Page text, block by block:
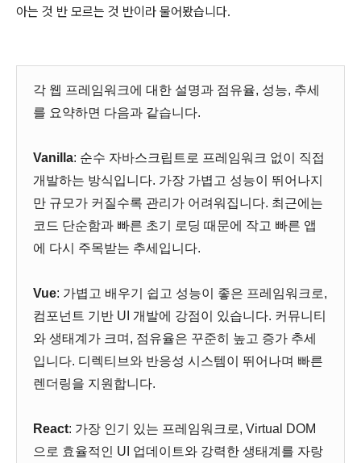
아는 것 반 모르는 것 반이라 물어봤습니다.
각 웹 프레임워크에 대한 설명과 점유율, 성능, 추세
를 요약하면 다음과 같습니다.
Vanilla: 순수 자바스크립트로 프레임워크 없이 직접
개발하는 방식입니다. 가장 가볍고 성능이 뛰어나지
만 규모가 커질수록 관리가 어려워집니다. 최근에는
코드 단순함과 빠른 초기 로딩 때문에 작고 빠른 앱
에 다시 주목받는 추세입니다.
Vue: 가볍고 배우기 쉽고 성능이 좋은 프레임워크로,
컴포넌트 기반 UI 개발에 강점이 있습니다. 커뮤니티
와 생태계가 크며, 점유율은 꾸준히 높고 증가 추세
입니다. 디렉티브와 반응성 시스템이 뛰어나며 빠른
렌더링을 지원합니다.
React: 가장 인기 있는 프레임워크로, Virtual DOM
으로 효율적인 UI 업데이트와 강력한 생태계를 자랑